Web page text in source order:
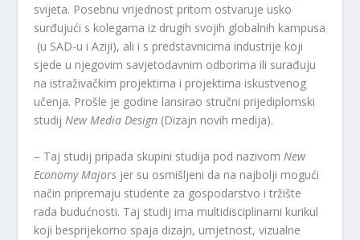
svijeta. Posebnu vrijednost pritom ostvaruje usko
surđujući s kolegama iz drugih svojih globalnih kampusa
​ (u SAD-u i Aziji), ali i s predstavnicima industrije koji
sjede u njegovim savjetodavnim odborima ili surađuju
na istraživačkim projektima i projektima iskustvenog
učenja. Prošle je godine lansirao stručni prijediplomski
studijNew Media Design (Dizajn novih medija).
– Taj studij pripada skupini studija pod nazivomNew
Economy Majors jer su osmišljeni da na najbolji mogući
način pripremaju studente za gospodarstvo i tržište
rada budućnosti. Taj studij ima multidisciplinarni kurikul
koji besprijekorno spaja dizajn, umjetnost, vizualne